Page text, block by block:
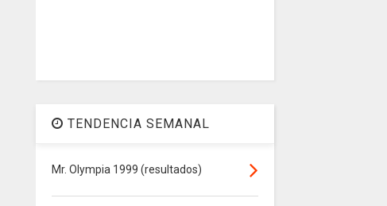
TENDENCIA SEMANAL
Mr. Olympia 1999 (resultados)